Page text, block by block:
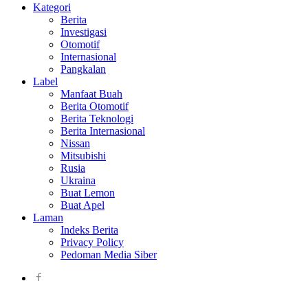
Kategori
Berita
Investigasi
Otomotif
Internasional
Pangkalan
Label
Manfaat Buah
Berita Otomotif
Berita Teknologi
Berita Internasional
Nissan
Mitsubishi
Rusia
Ukraina
Buat Lemon
Buat Apel
Laman
Indeks Berita
Privacy Policy
Pedoman Media Siber